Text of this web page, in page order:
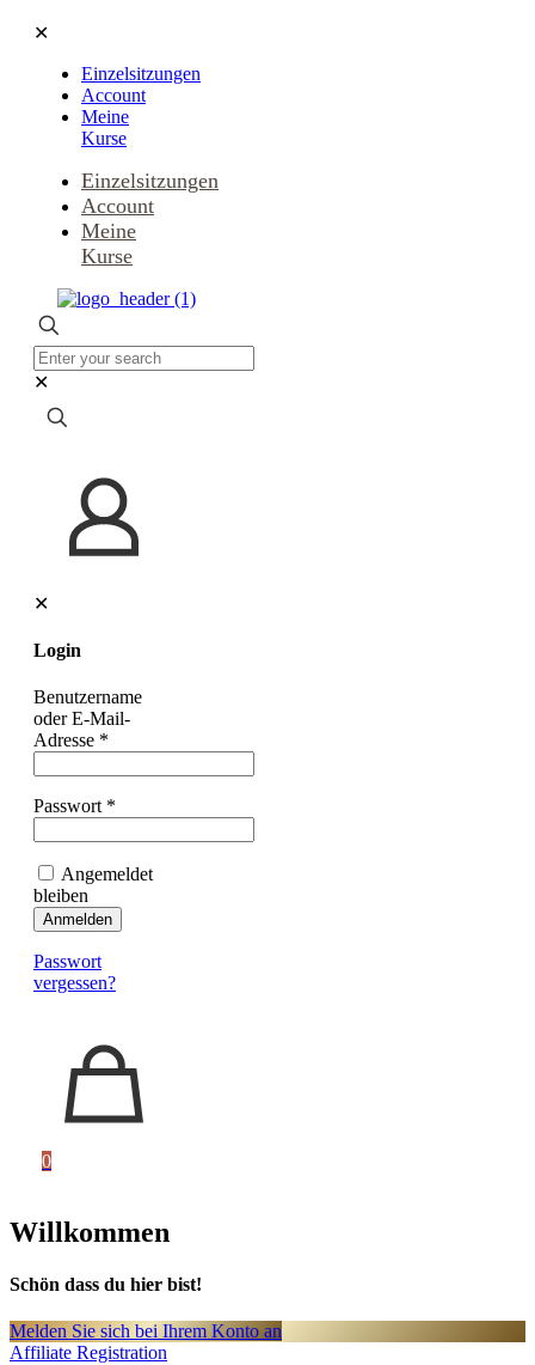
✕
Einzelsitzungen
Account
Meine
Kurse
Einzelsitzungen
Account
Meine
Kurse
✕
✕
Login
Benutzername
oder E-Mail-
Adresse *
Passwort *
Angemeldet
bleiben
Anmelden
Passwort
vergessen?
0
Willkommen
Schön dass du hier bist!
Melden Sie sich bei Ihrem Konto an
Affiliate Registration